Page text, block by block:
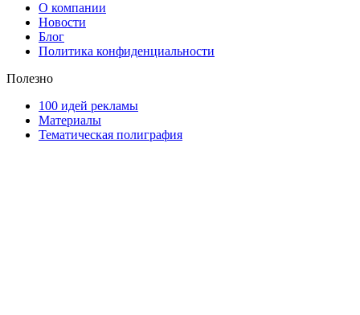
О компании
Новости
Блог
Политика конфиденциальности
Полезно
100 идей рекламы
Материалы
Тематическая полиграфия